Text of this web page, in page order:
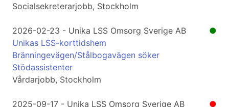
Socialsekreterarjobb, Stockholm
●
2026-02-23 - Unika LSS Omsorg Sverige AB
Unikas LSS-korttidshem
Bränningevägen/Stålbogavägen söker
Stödassistenter
Vårdarjobb, Stockholm
●
2025-09-17 - Unika LSS Omsorg Sverige AB